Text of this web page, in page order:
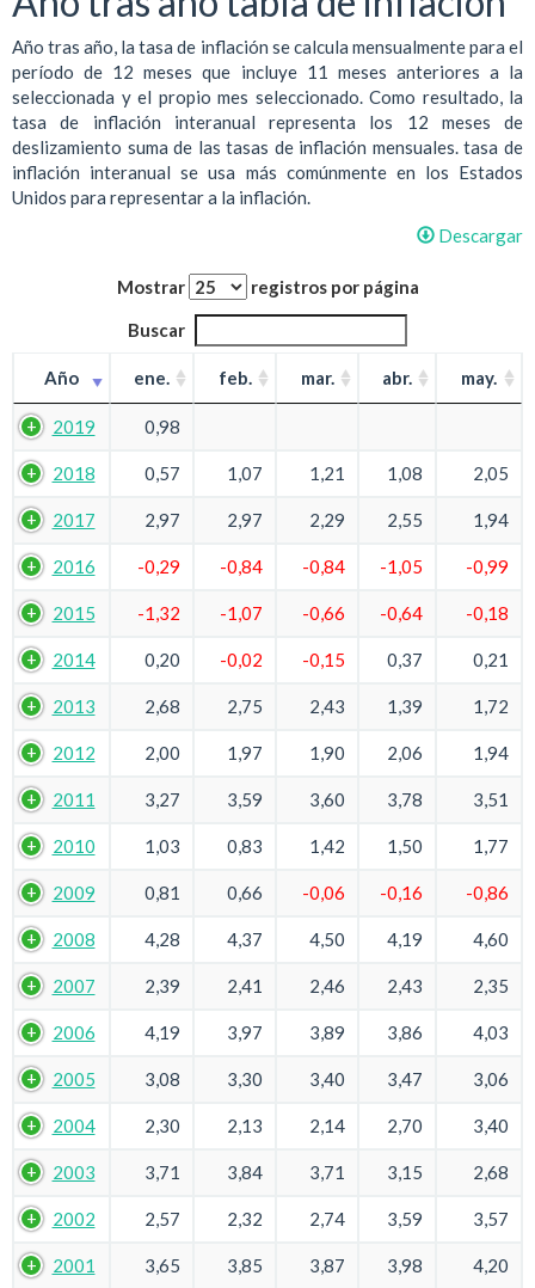
Año tras año, la tasa de inflación se calcula mensualmente para el
período de 12 meses que incluye 11 meses anteriores a la
seleccionada y el propio mes seleccionado. Como resultado, la
tasa de inflación interanual representa los 12 meses de
deslizamiento suma de las tasas de inflación mensuales. tasa de
inflación interanual se usa más comúnmente en los Estados
Unidos para representar a la inflación.
Descargar
Mostrar registros por página
Buscar
Año ene. feb. mar. abr. may.
2019 0,98
2018 0,57 1,07 1,21 1,08 2,05
2017 2,97 2,97 2,29 2,55 1,94
2016 -0,29 -0,84 -0,84 -1,05 -0,99
2015 -1,32 -1,07 -0,66 -0,64 -0,18
2014 0,20 -0,02 -0,15 0,37 0,21
2013 2,68 2,75 2,43 1,39 1,72
2012 2,00 1,97 1,90 2,06 1,94
2011 3,27 3,59 3,60 3,78 3,51
2010 1,03 0,83 1,42 1,50 1,77
2009 0,81 0,66 -0,06 -0,16 -0,86
2008 4,28 4,37 4,50 4,19 4,60
2007 2,39 2,41 2,46 2,43 2,35
2006 4,19 3,97 3,89 3,86 4,03
2005 3,08 3,30 3,40 3,47 3,06
2004 2,30 2,13 2,14 2,70 3,40
2003 3,71 3,84 3,71 3,15 2,68
2002 2,57 2,32 2,74 3,59 3,57
2001 3,65 3,85 3,87 3,98 4,20